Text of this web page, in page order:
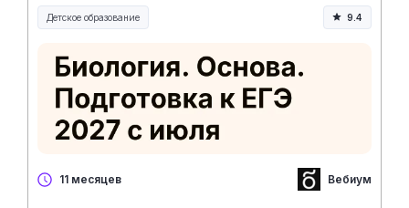
Детское образование 9.4
11 месяцев Вебиум